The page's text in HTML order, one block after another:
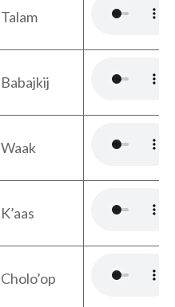
Talam
Babajkij
Waak
K’aas
Cholo’op